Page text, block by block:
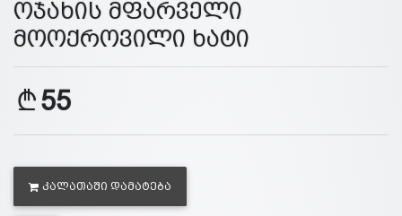
ოჯახის მფარველი
მოოქროვილი ხატი
55
ᲙᲐᲚᲐᲗᲐᲨᲘ ᲓᲐᲛᲐᲢᲔᲑᲐ